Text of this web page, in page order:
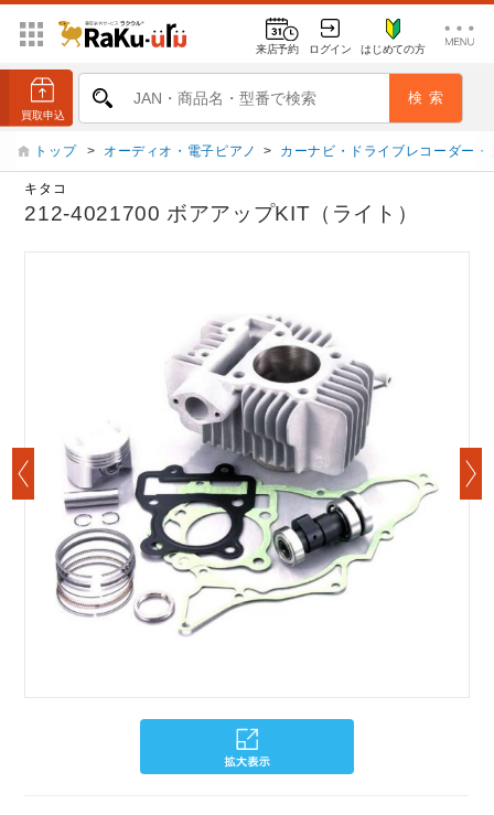
来店予約 ログイン はじめての方
トップ > オーディオ・電子ピアノ > カーナビ・ドライブレコーダー・
キタコ
212-4021700 ボアアップKIT（ライト）